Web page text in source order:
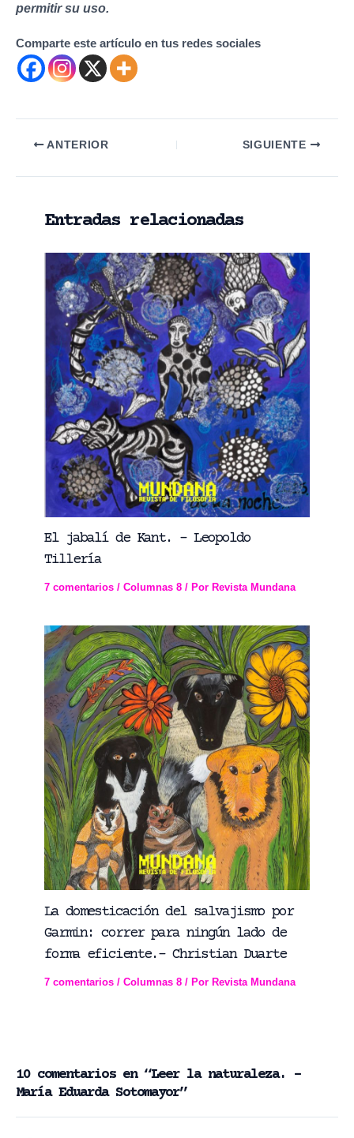
permitir su uso.
Comparte este artículo en tus redes sociales
Navegación
entradas
ANTERIOR SIGUIENTE
Entradas relacionadas
El jabalí de Kant. – Leopoldo
Tillería
7 comentarios /Columnas 8 / Por Revista Mundana
La domesticación del salvajismo por
Garmin: correr para ningún lado de
forma eficiente.- Christian Duarte
7 comentarios /Columnas 8 / PorRevista Mundana
10 comentarios en “Leer la naturaleza. –
María Eduarda Sotomayor”